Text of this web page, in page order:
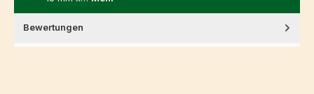
Bewertungen